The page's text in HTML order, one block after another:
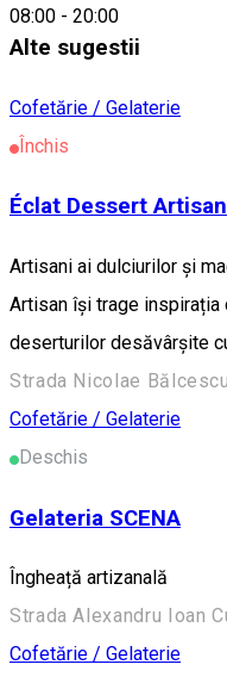
08:00 - 20:00
Alte sugestii
Cofetărie / Gelaterie
Închis
Éclat Dessert Artisan
Artisani ai dulciurilor și
Artisan își trage
deserturilor desăvârșite
Cofetărie / Gelaterie
Deschis
Gelateria SCENA
Îngheață artizanală
Strada Alexandru Ioan
Cofetărie / Gelaterie